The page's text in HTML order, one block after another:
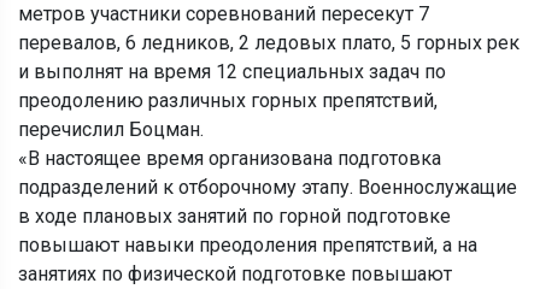
метров участники соревнований пересекут 7
перевалов, 6 ледников, 2 ледовых плато, 5 горных рек
и выполнят на время 12 специальных задач по
преодолению различных горных препятствий,
перечислил Боцман.
«В настоящее время организована подготовка
подразделений к отборочному этапу. Военнослужащие
в ходе плановых занятий по горной подготовке
повышают навыки преодоления препятствий, а на
занятиях по физической подготовке повышают